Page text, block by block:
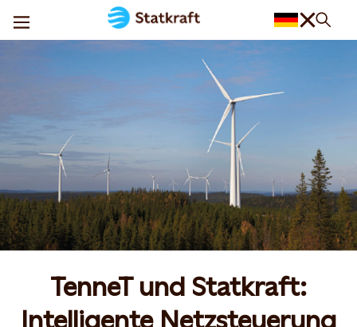
TenneT und Statkraft:
Intelligente Netzsteuerung